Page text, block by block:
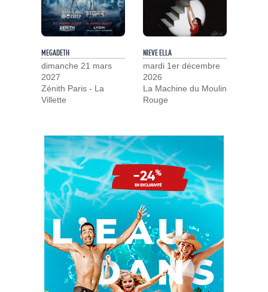
MEGADETH
dimanche 21 mars
2027
Zénith Paris - La
Villette
NIEVE ELLA
mardi 1er décembre
2026
La Machine du Moulin
Rouge